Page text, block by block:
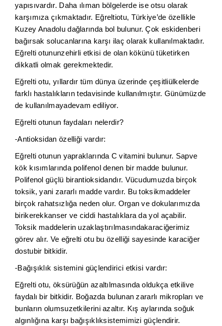
yapısıvardır. Daha ılıman bölgelerde ise otsu olarak
karşımıza çıkmaktadır. Eğreltiotu, Türkiye’de özellikle
Kuzey Anadolu dağlarında bol bulunur. Çok eskidenberi
bağırsak solucanlarına karşı ilaç olarak kullanılmaktadır.
Eğrelti otununzehirli etkisi de olan kökünü tüketirken
dikkatli olmak gerekmektedir.
Eğrelti otu, yıllardır tüm dünya üzerinde çeşitliülkelerde
farklı hastalıkların tedavisinde kullanılmıştır. Günümüzde
de kullanılmayadevam ediliyor.
Eğrelti otunun faydaları nelerdir?
-Antioksidan özelliği vardır:
Eğrelti otunun yapraklarında C vitamini bulunur. Sapve
kök kısımlarında polifenol denen bir madde bulunur.
Polifenol güçlü birantioksidandır. Vücudumuzda birçok
toksik, yani zararlı madde vardır. Bu toksikmaddeler
birçok rahatsızlığa neden olur. Organ ve dokularımızda
birikerekkanser ve ciddi hastalıklara da yol açabilir.
Toksik maddelerin uzaklaştırılmasındakaraciğerimiz
görev alır. Ve eğrelti otu bu özelliği sayesinde karaciğer
dostubir bitkidir.
-Bağışıklık sistemini güçlendirici etkisi vardır:
Eğrelti otu, öksürüğün azaltılmasında oldukça etkilive
faydalı bir bitkidir. Boğazda bulunan zararlı mikropları ve
bunların olumsuzetkilerini azaltır. Kış aylarında soğuk
algınlığına karşı bağışıklıksistemimizi güçlendirir.